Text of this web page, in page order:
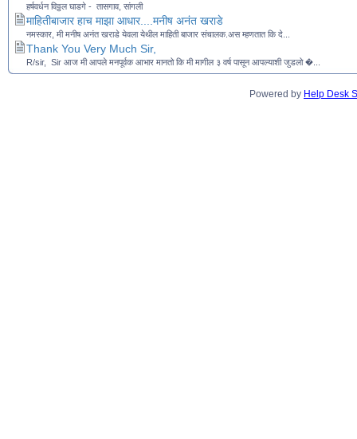
हर्षवर्धन विठ्ठल घाडगे - तासगाव, सांगली
माहितीबाजार हाच माझा आधार....मनीष अनंत खराडे
नमस्कार, मी मनीष अनंत खराडे येवला येथील माहिती बाजार संचालक.अस म्हणतात कि दे...
Thank You Very Much Sir,
R/sir, Sir आज मी आपले मनपूर्वक आभार मानतो कि मी मागील ३ वर्ष पासून आपल्याशी जुडलो �...
Powered by Help Desk